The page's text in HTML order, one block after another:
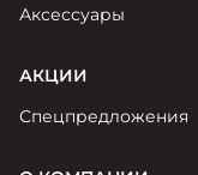
Аксессуары
АКЦИИ
Спецпредложения